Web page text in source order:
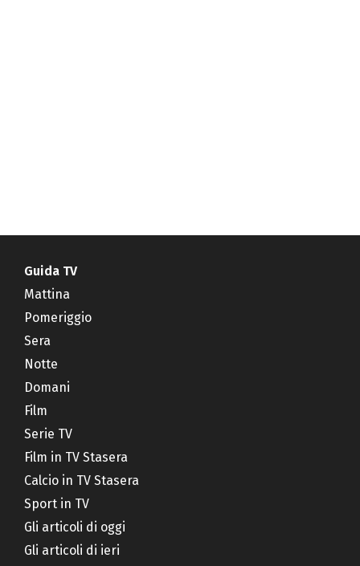
Guida TV
Mattina
Pomeriggio
Sera
Notte
Domani
Film
Serie TV
Film in TV Stasera
Calcio in TV Stasera
Sport in TV
Gli articoli di oggi
Gli articoli di ieri